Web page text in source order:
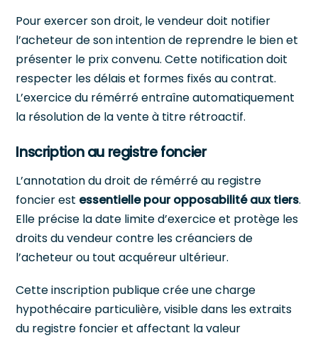
Pour exercer son droit, le vendeur doit notifier
l’acheteur de son intention de reprendre le bien et
présenter le prix convenu. Cette notification doit
respecter les délais et formes fixés au contrat.
L’exercice du rémérré entraîne automatiquement
la résolution de la vente à titre rétroactif.
Inscription au registre foncier
L’annotation du droit de rémérré au registre
foncier est essentielle pour opposabilité aux tiers.
Elle précise la date limite d’exercice et protège les
droits du vendeur contre les créanciers de
l’acheteur ou tout acquéreur ultérieur.
Cette inscription publique crée une charge
hypothécaire particulière, visible dans les extraits
du registre foncier et affectant la valeur